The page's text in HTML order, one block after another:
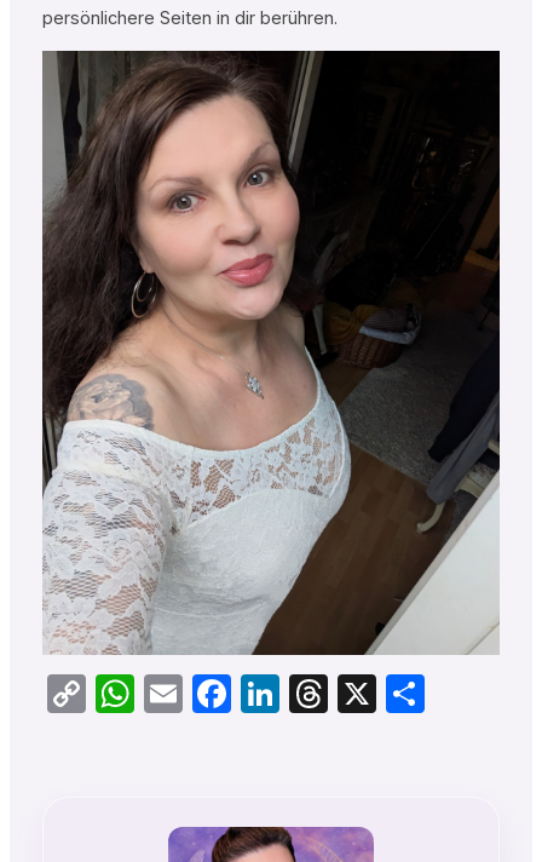
persönlichere Seiten in dir berühren.
CopyWhatsApp
EmailFacebook
LinkedIn
Threads
X Teilen